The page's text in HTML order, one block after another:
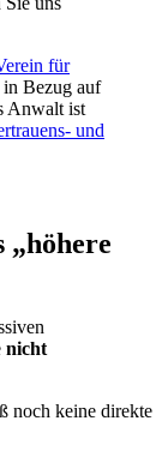
für
Bezug auf
Anwalt ist
und
„höhere
nicht
noch keine direkte